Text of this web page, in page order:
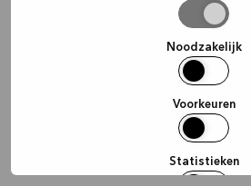
Noodzakelijk
Voorkeuren
Statistieken